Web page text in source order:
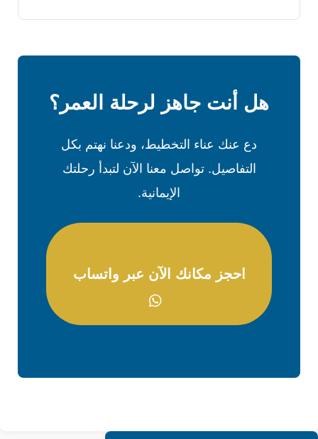
هل أنت جاهز لرحلة العمر؟
دع عنك عناء التخطيط، ودعنا نهتم بكل
التفاصيل. تواصل معنا الآن لتبدأ رحلتك
الإيمانية.
احجز مكانك الآن عبر واتساب